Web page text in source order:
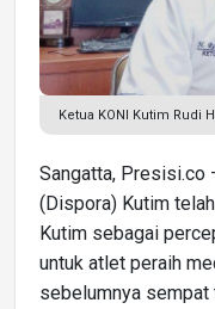
Ketua KONI Kutim Rudi
Sangatta, Presisi.co
(Dispora) Kutim
Kutim sebagai
untuk atlet peraih
sebelumnya